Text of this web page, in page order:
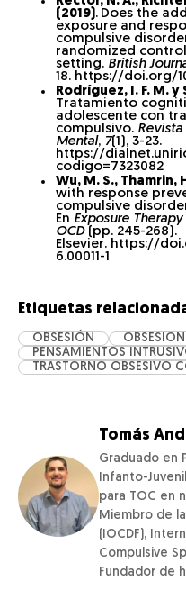
(2019). Does the
exposure and
compulsive
randomized
setting. British
18. https://doi.org/
Rodríguez, I. F. M. y
Tratamiento
adolescente con
compulsivo. Revista
Mental, 7(1), 3-23.
https://
codigo=7323082
Wu, M. S., Thamrin,
with response
compulsive
En Exposure
OCD(pp. 245-268).
Elsevier. https://
6.00011-1
Etiquetas
OBSESIÓN
PENSAMIENTOS
TRASTORNO OBSESIVO
Tomás
Graduado en
Infanto-
para TOC en
Miembro de
(IOCDF),
Compulsive
Fundador de